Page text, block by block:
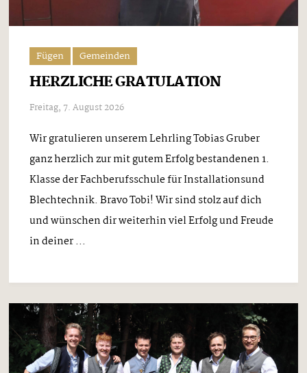
Fügen Gemeinden
HERZLICHE GRATULATION
Freitag, 7. August 2026
Wir gratulieren unserem Lehrling Tobias Gruber
ganz herzlich zur mit gutem Erfolg bestandenen 1.
Klasse der Fachberufsschule für Installationsund
Blechtechnik. Bravo Tobi! Wir sind stolz auf dich
und wünschen dir weiterhin viel Erfolg und Freude
in deiner ...